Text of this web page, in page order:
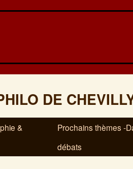
DE
&
Prochains thèmes -
débats